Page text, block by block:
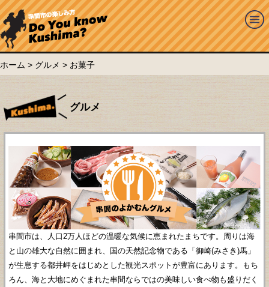
ホーム > グルメ > お菓子
グルメ
串間市は、人口2万人ほどの温暖な気候に恵まれたまちです。周りは海
と山の雄大な自然に囲まれ、国の天然記念物である「御崎(みさき)馬」
が生息する都井岬をはじめとした観光スポットが豊富にあります。もち
ろん、海と大地にめぐまれた串間ならではの美味しい食べ物も盛りだく